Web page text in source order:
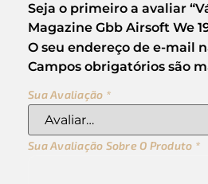
Seja o primeiro a avaliar
Magazine Gbb Airsoft We
O seu endereço de e-mail
Campos obrigatórios são
Sua Avaliação *
Sua Avaliação Sobre O Produto *